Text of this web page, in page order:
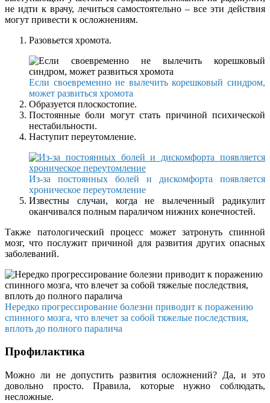
не идти к врачу, лечиться самостоятельно – все эти действия
могут привести к осложнениям.
Разовьется хромота.
Если своевременно не вылечить корешковый синдром,
может развиться хромота
Образуется плоскостопие.
Постоянные боли могут стать причиной психической
нестабильности.
Наступит переутомление.
Из-за постоянных болей и дискомфорта появляется
хроническое переутомление
Известны случаи, когда не вылеченный радикулит
оканчивался полным параличом нижних конечностей.
Также патологический процесс может затронуть спинной
мозг, что послужит причиной для развития других опасных
заболеваний.
Нередко прогрессирование болезни приводит к поражению
спинного мозга, что влечет за собой тяжелые последствия,
вплоть до полного паралича
Профилактика
Можно ли не допустить развития осложнений? Да, и это
довольно просто. Правила, которые нужно соблюдать,
несложные.